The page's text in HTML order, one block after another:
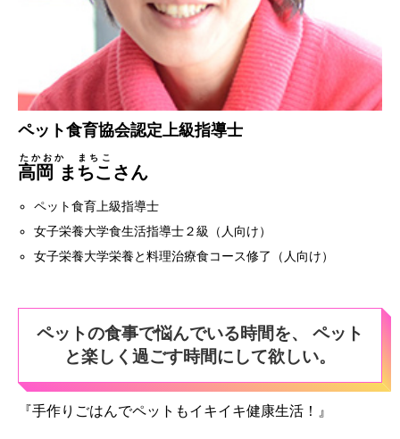
ペット食育協会認定上級指導士
高岡 まちこ
たかおか まちこ
さん
ペット食育上級指導士
女子栄養大学食生活指導士２級（人向け）
女子栄養大学栄養と料理治療食コース修了（人向け）
ペットの食事で悩んでいる時間を、 ペット
と楽しく過ごす時間にして欲しい。
『手作りごはんでペットもイキイキ健康生活！』